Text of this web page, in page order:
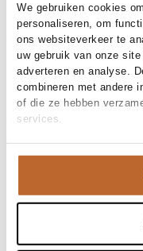
We gebruiken cookies
personaliseren, om
ons websiteverkeer te
uw gebruik van onze
adverteren en analyse.
combineren met andere
of die ze hebben
services.
Fabric
Cleaning
Size and fit
Size advice
Fit
Waist height
Size model
Product details
Brand
Product number brand
Variantnummer
Variant name
Pattern
Shipping and Returns
At Orangebag, you get
track your parcel. If
weekdays, your parcel
Questions or need
Deze kokerrok
eyecatcher door de